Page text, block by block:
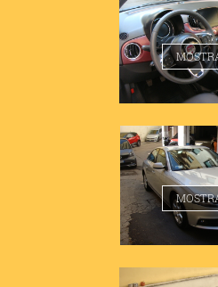
FIAT 500
AUDI A4 1.8